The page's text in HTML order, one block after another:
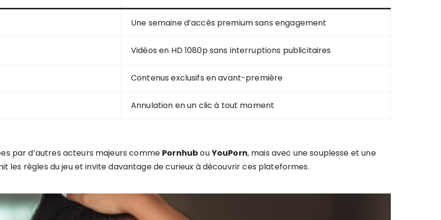
Une semaine d’accès premium sans engagement
Vidéos en HD 1080p sans interruptions publicitaires
Contenus exclusifs en avant-première
Annulation en un clic à tout moment
par d’autres acteurs majeurs comme PornhubouYouPorn, mais avec une souplesse et une
les règles du jeu et invite davantage de curieux à découvrir ces plateformes.